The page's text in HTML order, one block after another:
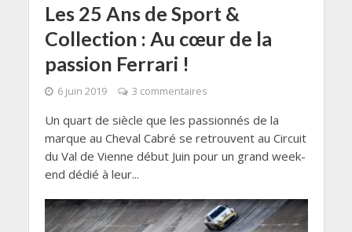
Les 25 Ans de Sport &
Collection : Au cœur de la
passion Ferrari !
6 juin 2019 3 commentaires
Un quart de siècle que les passionnés de la
marque au Cheval Cabré se retrouvent au Circuit
du Val de Vienne début Juin pour un grand week-
end dédié à leur...